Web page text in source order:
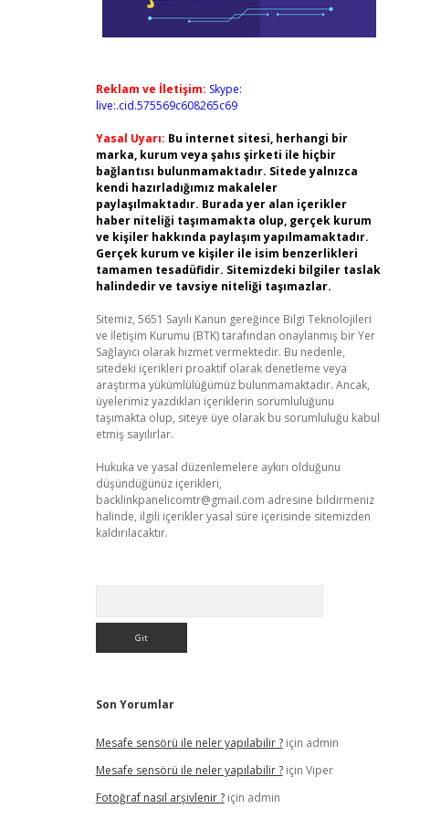
Reklam ve İletişim: Skype:
live:.cid.575569c608265c69
Yasal Uyarı: Bu internet sitesi, herhangi bir
marka, kurum veya şahıs şirketi ile hiçbir
bağlantısı bulunmamaktadır. Sitede yalnızca
kendi hazırladığımız makaleler
paylaşılmaktadır. Burada yer alan içerikler
haber niteliği taşımamakta olup, gerçek kurum
ve kişiler hakkında paylaşım yapılmamaktadır.
Gerçek kurum ve kişiler ile isim benzerlikleri
tamamen tesadüfidir. Sitemizdeki bilgiler taslak
halindedir ve tavsiye niteliği taşımazlar.
Sitemiz, 5651 Sayılı Kanun gereğince Bilgi Teknolojileri
ve İletişim Kurumu (BTK) tarafından onaylanmış bir Yer
Sağlayıcı olarak hizmet vermektedir. Bu nedenle,
sitedeki içerikleri proaktif olarak denetleme veya
araştırma yükümlülüğümüz bulunmamaktadır. Ancak,
üyelerimiz yazdıkları içeriklerin sorumluluğunu
taşımakta olup, siteye üye olarak bu sorumluluğu kabul
etmiş sayılırlar.
Hukuka ve yasal düzenlemelere aykırı olduğunu
düşündüğünüz içerikleri,
backlinkpanelicomtr@gmail.com adresine bildirmeniz
halinde, ilgili içerikler yasal süre içerisinde sitemizden
kaldırılacaktır.
Son Yorumlar
Mesafe sensörü ile neler yapılabilir ?için admin
Mesafe sensörü ile neler yapılabilir ?için Viper
Fotoğraf nasıl arşivlenir ?için admin